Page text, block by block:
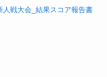
戦大会_結果スコア報告書